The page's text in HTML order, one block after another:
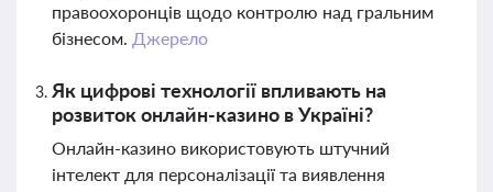
правоохоронців щодо контролю над гральним
бізнесом. Джерело
Як цифрові технології впливають на
розвиток онлайн-казино в Україні?
Онлайн-казино використовують штучний
інтелект для персоналізації та виявлення